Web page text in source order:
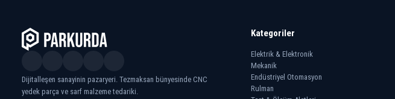
Dijitalleşen sanayinin pazaryeri. Tezmaksan bünyesinde CNC
yedek parça ve sarf malzeme tedariki.
Kategoriler
Elektrik & Elektronik
Mekanik
Endüstriyel Otomasyon
Rulman